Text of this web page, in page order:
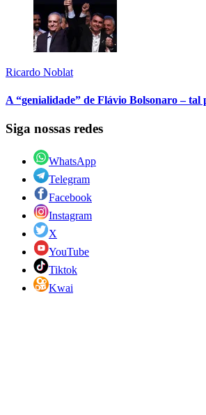
Ricardo Noblat
A “genialidade” de Flávio Bolsonaro – tal
Siga nossas redes
WhatsApp
Telegram
Facebook
Instagram
X
YouTube
Tiktok
Kwai